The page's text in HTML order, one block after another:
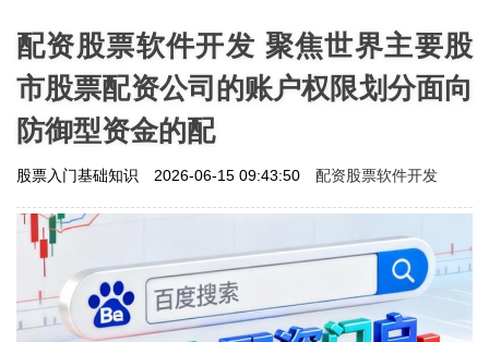
配资股票软件开发 聚焦世界主要股
市股票配资公司的账户权限划分面向
防御型资金的配
股票入门基础知识 2026-06-15 09:43:50 配资股票软件开发